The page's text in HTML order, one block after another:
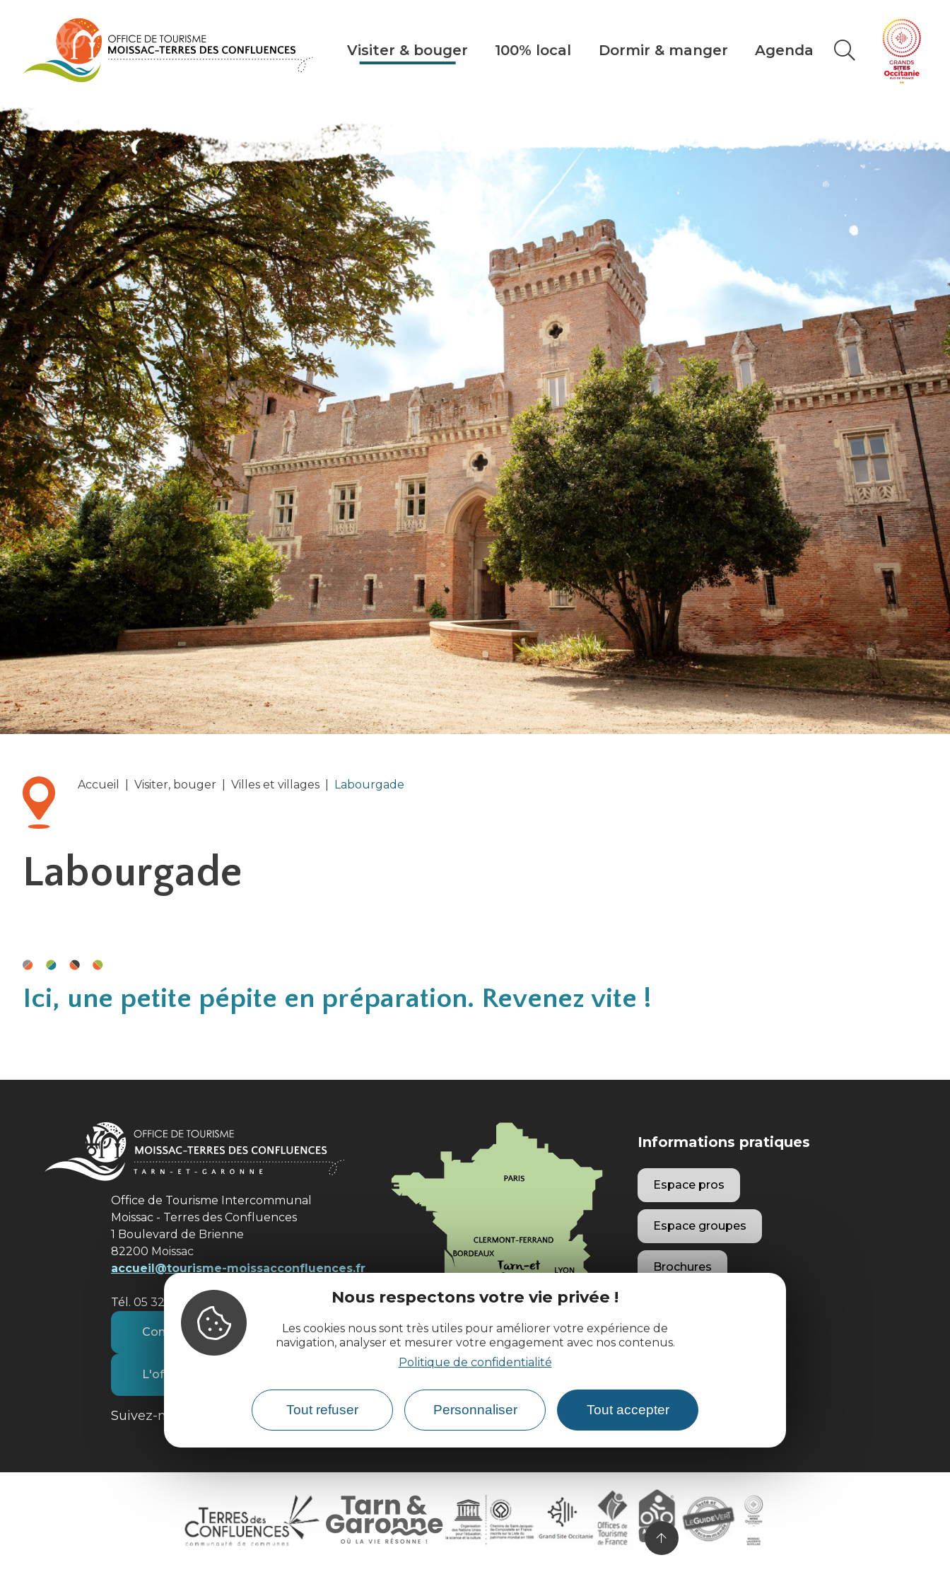
Nous respectons votre vie privée !
Les cookies nous sont très utiles pour améliorer votre expérience de
navigation, analyser et mesurer votre engagement avec nos contenus.
Politique de confidentialité
Tout refuser Personnaliser Tout accepter
Visiter & bouger 100% local Dormir & manger Agenda
Accueil Visiter, bouger Villes et villages Labourgade
Labourgade
Ici, une petite pépite en préparation. Revenez vite !
Office de Tourisme Intercommunal
Moissac - Terres des Confluences
1 Boulevard de Brienne
82200 Moissac
accueil@tourisme-moissacconfluences.fr
Tél. 05 32 09 69 36
Contactez-nous
L'office de tourisme
Suivez-nous
Comment venir ?
Informations pratiques
Espace pros
Espace groupes
Brochures